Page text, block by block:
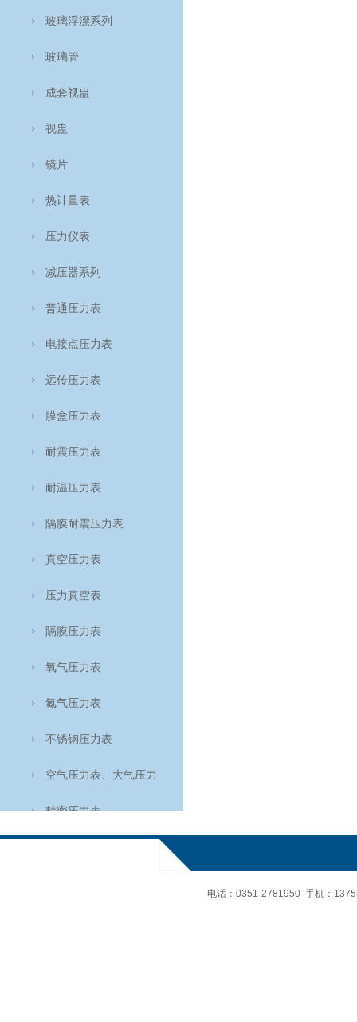
玻璃浮漂系列
玻璃管
成套视盅
视盅
镜片
热计量表
压力仪表
减压器系列
普通压力表
电接点压力表
远传压力表
膜盒压力表
耐震压力表
耐温压力表
隔膜耐震压力表
真空压力表
压力真空表
隔膜压力表
氧气压力表
氮气压力表
不锈钢压力表
空气压力表、大气压力
表、空盒气压计
精密压力表
电话： 0351-2781950 手机：